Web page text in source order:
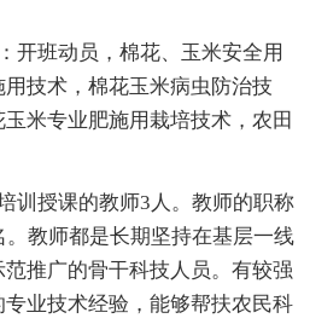
开班动员，棉花、玉米安全用
技术，棉花玉米病虫防治技
米专业肥施用栽培技术，农田
训授课的教师3人。教师的职称
教师都是长期坚持在基层一线
推广的骨干科技人员。有较强
业技术经验，能够帮扶农民科